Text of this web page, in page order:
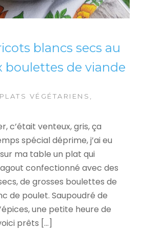
blancs secs au
boulettes de viande
PLATS VÉGÉTARIENS ,
c’était venteux, gris, ça
spécial déprime, j’ai eu
ma table un plat qui
confectionné avec des
de grosses boulettes de
de poulet. Saupoudré de
une petite heure de
prêts […]